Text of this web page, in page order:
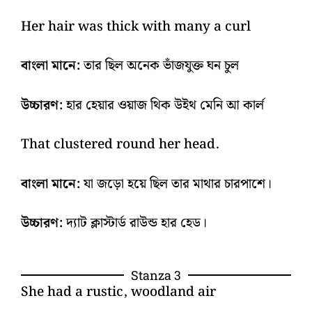
Her hair was thick with many a curl
বাংলা মানে:তার ছিল অনেক ভাঁজযুক্ত ঘন চুল
উচ্চারণ:হার হেয়ার ওয়াজ থিক উইথ মেনি আ কার্ল
That clustered round her head.
বাংলা মানে:যা জড়ো হয়ে ছিল তার মাথার চারপাশে।
উচ্চারণ:দ্যাট ক্লাস্টার্ড রাউন্ড হার হেড।
Stanza 3
She had a rustic, woodland air